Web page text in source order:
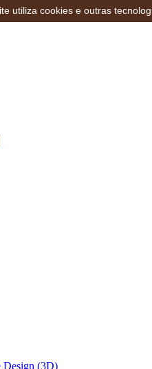
Design (3D)
utiliza cookies e outras